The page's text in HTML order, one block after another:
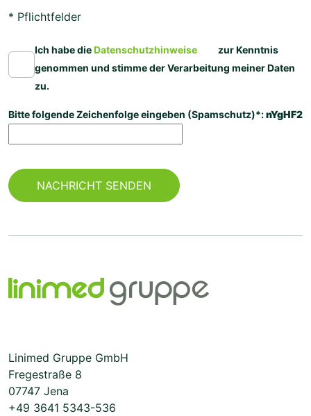
* Pflichtfelder
Ich habe dieDatenschutzhinweise
zur Kenntnis
genommen und stimme der Verarbeitung meiner Daten
zu.
Bitte folgende Zeichenfolge eingeben (Spamschutz)*:nYgHF2
Linimed Gruppe GmbH
Fregestraße 8
07747 Jena
+49 3641 5343-536